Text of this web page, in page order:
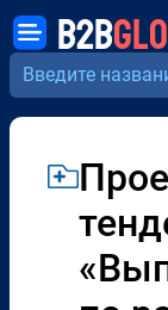
B2B